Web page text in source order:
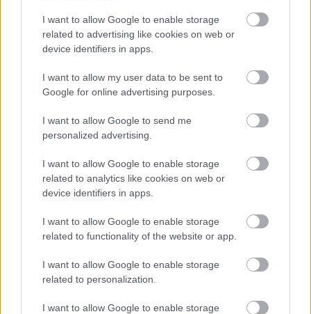
I want to allow Google to enable storage
related to advertising like cookies on web or
device identifiers in apps.
I want to allow my user data to be sent to
Google for online advertising purposes.
I want to allow Google to send me
personalized advertising.
I want to allow Google to enable storage
related to analytics like cookies on web or
device identifiers in apps.
I want to allow Google to enable storage
related to functionality of the website or app.
I want to allow Google to enable storage
related to personalization.
I want to allow Google to enable storage
Ακολουθήστε τοinsider.gr στο Google Newsκαι μάθετε
πρώτοι όλες τιςειδήσειςαπό την Ελλάδα και τον κόσμο.